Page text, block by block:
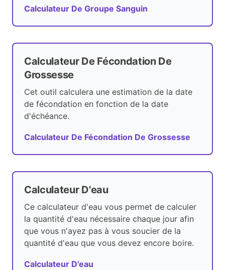
Calculateur De Groupe Sanguin
Calculateur De Fécondation De
Grossesse
Cet outil calculera une estimation de la date
de fécondation en fonction de la date
d'échéance.
Calculateur De Fécondation De Grossesse
Calculateur D'eau
Ce calculateur d'eau vous permet de calculer
la quantité d'eau nécessaire chaque jour afin
que vous n'ayez pas à vous soucier de la
quantité d'eau que vous devez encore boire.
Calculateur D'eau